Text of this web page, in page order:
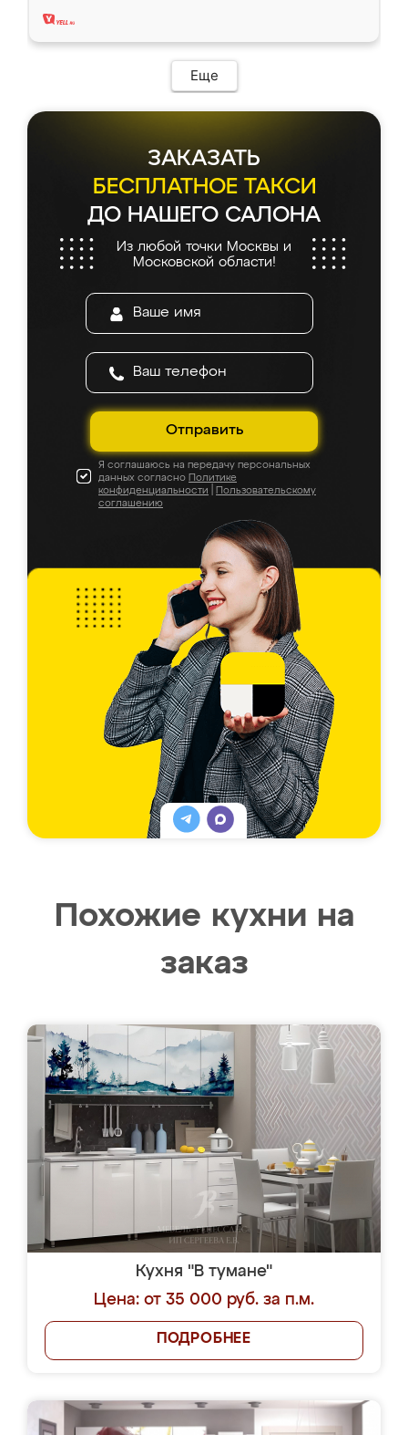
Еще
ЗАКАЗАТЬ
БЕСПЛАТНОЕ ТАКСИ
ДО НАШЕГО САЛОНА
Из любой точки Москвы и
Московской области!
Отправить
Я соглашаюсь на передачу персональных
данных согласно Политике
конфиденциальности
Пользовательскому
соглашению
Похожие кухни на
заказ
Кухня "В тумане"
Цена: от 35 000 руб. за п.м.
ПОДРОБНЕЕ